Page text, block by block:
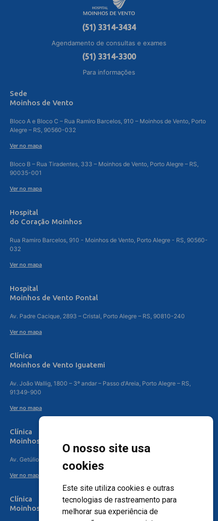
O nosso site usa
cookies
Este site utiliza cookies e outras
tecnologias de rastreamento para
melhorar sua experiência de
(51) 3314-3434
Agendamento de consultas e exames
(51) 3314-3300
Para informações
Sede
Moinhos de Vento
Bloco A e Bloco C – Rua Ramiro Barcelos, 910 – Moinhos de Vento, Porto
Alegre – RS, 90560-032
Ver no mapa
Bloco B – Rua Tiradentes, 333 – Moinhos de Vento, Porto Alegre – RS,
90035-001
Ver no mapa
Hospital
do Coração Moinhos
Rua Ramiro Barcelos, 910 - Moinhos de Vento, Porto Alegre - RS, 90560-
032
Ver no mapa
Hospital
Moinhos de Vento Pontal
Av. Padre Cacique, 2893 – Cristal, Porto Alegre – RS, 90810-240
Ver no mapa
Clínica
Moinhos de Vento Iguatemi
Av. João Wallig, 1800 – 3º andar – Passo d'Areia, Porto Alegre – RS,
91349-900
Ver no mapa
Clínica
Moinhos de Vento Canoas
Av. Getúlio Vargas, 4841 – Centro, Canoas – RS, 92010-010
Ver no mapa
Clínica
Moinhos de Vento - Teresópolis